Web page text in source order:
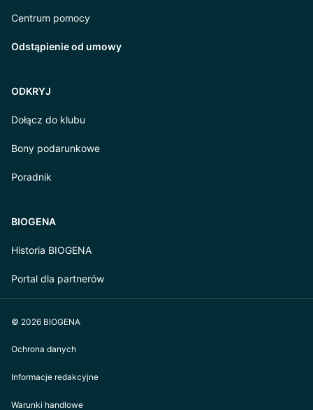
Centrum pomocy
Odstąpienie od umowy
ODKRYJ
Dołącz do klubu
Bony podarunkowe
Poradnik
BIOGENA
Historia BIOGENA
Portal dla partnerów
© 2026 BIOGENA
Ochrona danych
Informacje redakcyjne
Warunki handlowe